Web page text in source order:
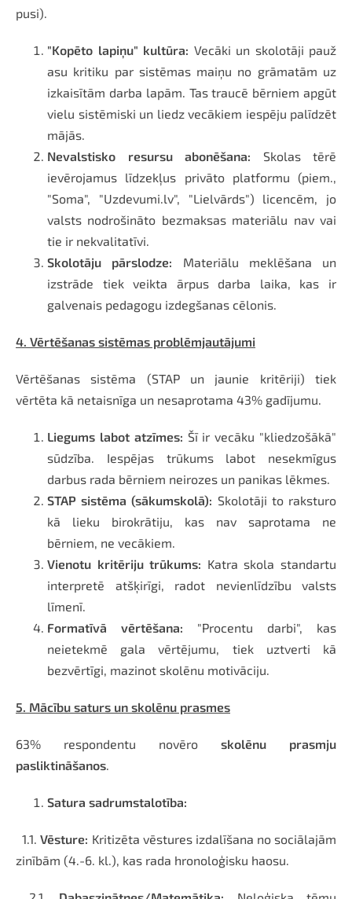
pusi).
"Kopēto lapiņu" kultūra: Vecāki un skolotāji pauž
asu kritiku par sistēmas maiņu no grāmatām uz
izkaisītām darba lapām. Tas traucē bērniem apgūt
vielu sistēmiski un liedz vecākiem iespēju palīdzēt
mājās.
Nevalstisko resursu abonēšana: Skolas tērē
ievērojamus līdzekļus privāto platformu (piem.,
"Soma", "Uzdevumi.lv", "Lielvārds") licencēm, jo
valsts nodrošināto bezmaksas materiālu nav vai
tie ir nekvalitatīvi.
Skolotāju pārslodze: Materiālu meklēšana un
izstrāde tiek veikta ārpus darba laika, kas ir
galvenais pedagogu izdegšanas cēlonis.
4. Vērtēšanas sistēmas problēmjautājumi
Vērtēšanas sistēma (STAP un jaunie kritēriji) tiek
vērtēta kā netaisnīga un nesaprotama 43% gadījumu.
Liegums labot atzīmes: Šī ir vecāku "kliedzošākā"
sūdzība. Iespējas trūkums labot nesekmīgus
darbus rada bērniem neirozes un panikas lēkmes.
STAP sistēma (sākumskolā): Skolotāji to raksturo
kā lieku birokrātiju, kas nav saprotama ne
bērniem, ne vecākiem.
Vienotu kritēriju trūkums: Katra skola standartu
interpretē atšķirīgi, radot nevienlīdzību valsts
līmenī.
Formatīvā vērtēšana: "Procentu darbi", kas
neietekmē gala vērtējumu, tiek uztverti kā
bezvērtīgi, mazinot skolēnu motivāciju.
5. Mācību saturs un skolēnu prasmes
63% respondentu novēro skolēnu prasmju
pasliktināšanos
Satura sadrumstalotība:
1.1.Vēsture: Kritizēta vēstures izdalīšana no sociālajām
zinībām (4.-6. kl.), kas rada hronoloģisku haosu.